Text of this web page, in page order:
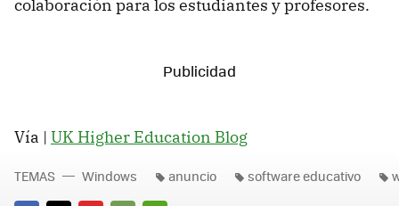
colaboración para los estudiantes y profesores.
Vía | UK Higher Education Blog
TEMAS Windows anuncio software educativo